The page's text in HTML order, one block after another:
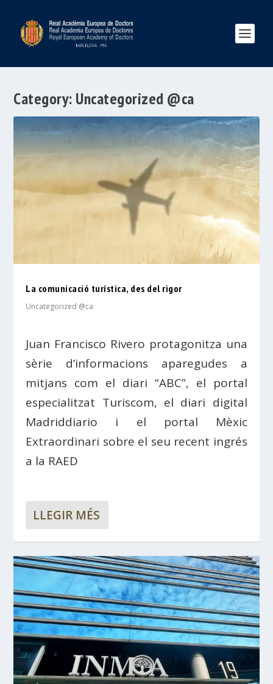
Category: Uncategorized @ca
La comunicació turística, des del rigor
Uncategorized @ca
Juan Francisco Rivero protagonitza una
sèrie d’informacions aparegudes a
mitjans com el diari “ABC”, el portal
especialitzat Turiscom, el diari digital
Madriddiario i el portal Mèxic
Extraordinari sobre el seu recent ingrés
a la RAED
LLEGIR MÉS